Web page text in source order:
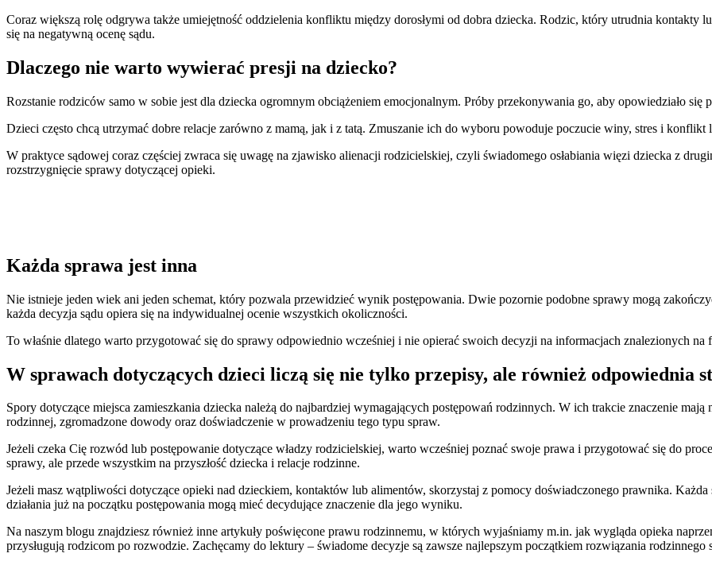
Coraz większą rolę odgrywa także umiejętność oddzielenia konfliktu między dorosłymi od dobra dziecka. Rodzic, który utrudnia kontakty
się na negatywną ocenę sądu.
Dlaczego nie warto wywierać presji na dziecko?
Rozstanie rodziców samo w sobie jest dla dziecka ogromnym obciążeniem emocjonalnym. Próby przekonywania go, aby opowiedziało
Dzieci często chcą utrzymać dobre relacje zarówno z mamą, jak i z tatą. Zmuszanie ich do wyboru powoduje poczucie winy, stres i
W praktyce sądowej coraz częściej zwraca się uwagę na zjawisko alienacji rodzicielskiej, czyli świadomego osłabiania więzi dziecka z
rozstrzygnięcie sprawy dotyczącej opieki.
Każda sprawa jest inna
Nie istnieje jeden wiek ani jeden schemat, który pozwala przewidzieć wynik postępowania. Dwie pozornie podobne sprawy mogą
każda decyzja sądu opiera się na indywidualnej ocenie wszystkich okoliczności.
To właśnie dlatego warto przygotować się do sprawy odpowiednio wcześniej i nie opierać swoich decyzji na informacjach znalezionych na
W sprawach dotyczących dzieci liczą się nie tylko przepisy, ale również odpowiednia
Spory dotyczące miejsca zamieszkania dziecka należą do najbardziej wymagających postępowań rodzinnych. W ich trakcie znaczenie
rodzinnej, zgromadzone dowody oraz doświadczenie w prowadzeniu tego typu spraw.
Jeżeli czeka Cię rozwód lub postępowanie dotyczące władzy rodzicielskiej, warto wcześniej poznać swoje prawa i przygotować się do
sprawy, ale przede wszystkim na przyszłość dziecka i relacje rodzinne.
Jeżeli masz wątpliwości dotyczące opieki nad dzieckiem, kontaktów lub alimentów, skorzystaj z pomocy doświadczonego prawnika.
działania już na początku postępowania mogą mieć decydujące znaczenie dla jego wyniku.
Na naszym blogu znajdziesz również inne artykuły poświęcone prawu rodzinnemu, w których wyjaśniamy m.in. jak wygląda opieka
przysługują rodzicom po rozwodzie. Zachęcamy do lektury – świadome decyzje są zawsze najlepszym początkiem rozwiązania rodzinnego